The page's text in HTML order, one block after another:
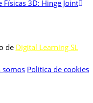
3D: Hinge Joint
de Digital Learning SL
somos Política de cookies